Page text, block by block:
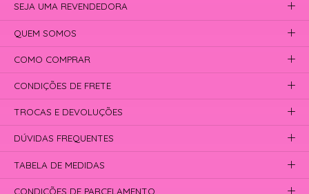
SEJA UMA REVENDEDORA
QUEM SOMOS
COMO COMPRAR
CONDIÇÕES DE FRETE
TROCAS E DEVOLUÇÕES
DÚVIDAS FREQUENTES
TABELA DE MEDIDAS
CONDIÇÕES DE PARCELAMENTO